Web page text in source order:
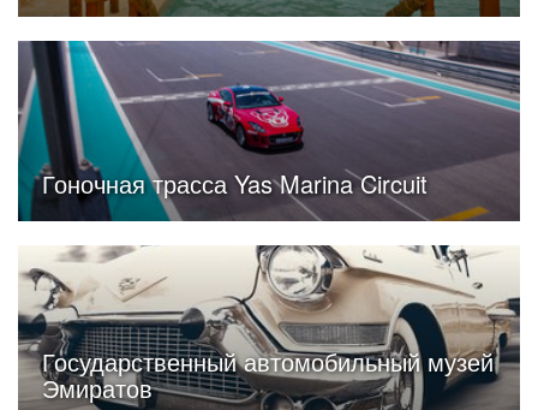
Гоночная трасса Yas Marina Circuit
Государственный автомобильный музей
Эмиратов